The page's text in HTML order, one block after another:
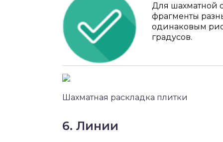
Для шахматной
фрагменты
одинаковым
градусов.
Шахматная раскладка плитки
6. Линии